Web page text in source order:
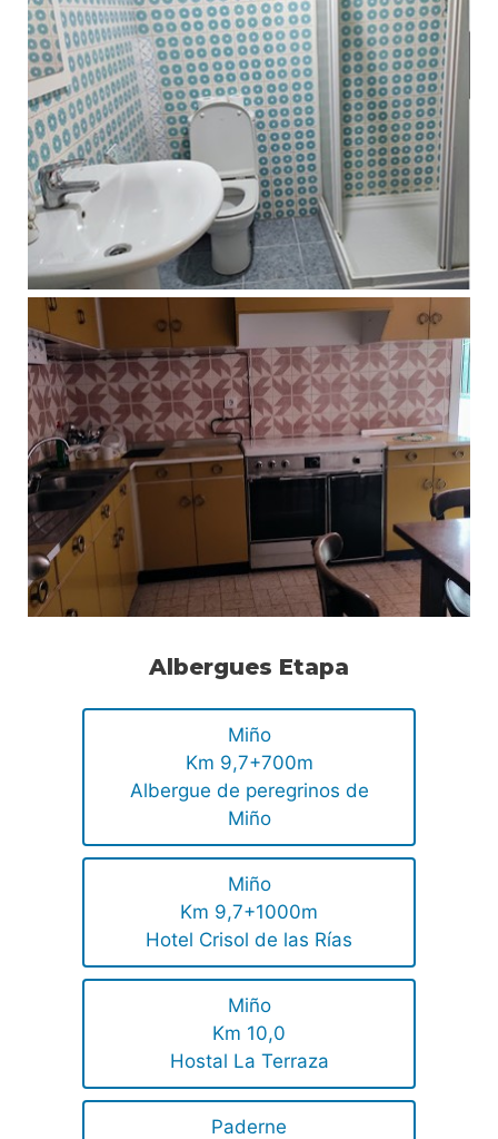
Albergues Etapa
Miño
Km 9,7+700m
Albergue de peregrinos de
Miño
Miño
Km 9,7+1000m
Hotel Crisol de las Rías
Miño
Km 10,0
Hostal La Terraza
Paderne